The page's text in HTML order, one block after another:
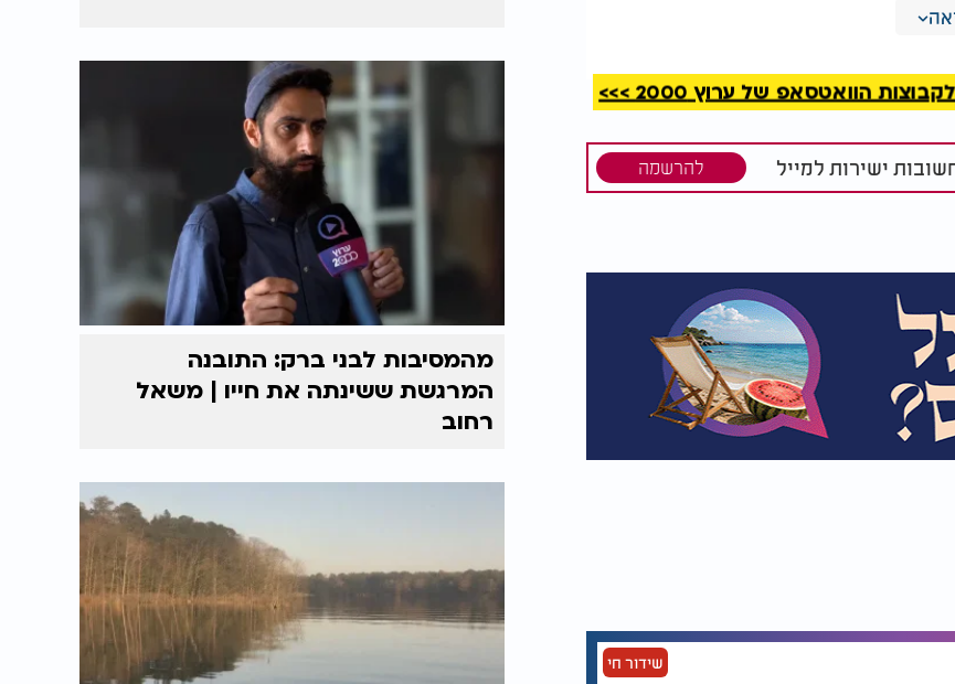
כשהתקרב לבית, הוא שמע דיבור מעניין
מה קרה בראש השנה? הקב"ה שלח לנו את
שוב יבוא כדי להביא לנו אוכל לסעודה
הנצרך לסעודה.
בכל העולם כדי לפגוש את אליהו הנביא.
לזולתו - כשהוא עושה מעשים טובים.
מספיק להסתכל פנימה ולמצוא את הכוחות
לדאוג ולתת לאחר.
הוואטסאפ של ערוץ 2000 >>>
ישירות למייל להרשמה
שידור חי
מהמסיבות לבני ברק: התובנה
המרגשת ששינתה את חייו | משאל
רחוב